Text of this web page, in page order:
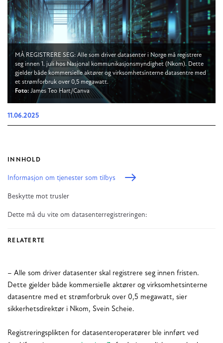
MÅ REGISTRERE SEG: Alle som driver datasenter i Norge må registrere
seg innen 1. juli hos Nasjonal kommunikasjonsmyndighet (Nkom). Dette
gjelder både kommersielle aktører og virksomhetsinterne datasentre med
et strømforbruk over 0,5 megawatt.
Foto: James Teo Hart/Canva
11.06.2025
INNHOLD
Informasjon om tjenester som tilbys
Beskytte mot trusler
Dette må du vite om datasenterregistreringen:
RELATERTE
– Alle som driver datasenter skal registrere seg innen fristen.
Dette gjelder både kommersielle aktører og virksomhetsinterne
datasentre med et strømforbruk over 0,5 megawatt, sier
sikkerhetsdirektør i Nkom, Svein Scheie.
Registreringsplikten for datasenteroperatører ble innført ved